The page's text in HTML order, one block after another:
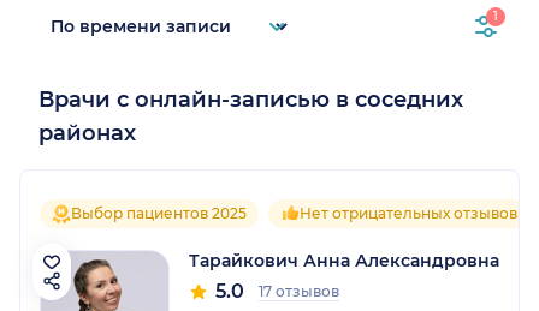
1
Врачи с онлайн-записью в соседних
районах
Выбор пациентов 2025 Нет отрицательных отзывов
Тарайкович Анна Александровна
5.0 17 отзывов